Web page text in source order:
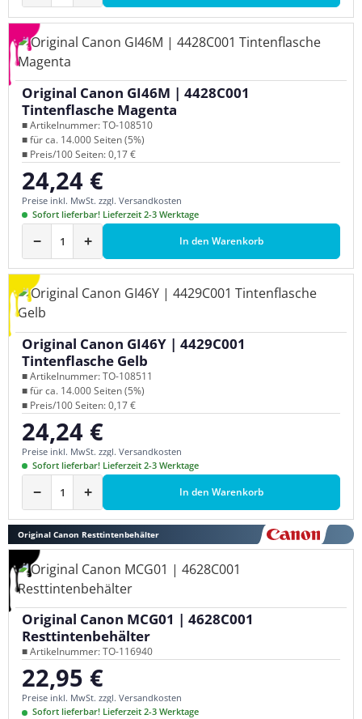
Original Canon GI46M | 4428C001
Tintenflasche Magenta
■ Artikelnummer: TO-108510
■ für ca. 14.000 Seiten (5%)
■ Preis/100 Seiten: 0,17 €
Regulärer Preis:
24,24 €
Preise inkl. MwSt. zzgl. Versandkosten
Sofort lieferbar! Lieferzeit 2-3 Werktage
− + In den Warenkorb
Original Canon GI46Y | 4429C001
Tintenflasche Gelb
■ Artikelnummer: TO-108511
■ für ca. 14.000 Seiten (5%)
■ Preis/100 Seiten: 0,17 €
Regulärer Preis:
24,24 €
Preise inkl. MwSt. zzgl. Versandkosten
Sofort lieferbar! Lieferzeit 2-3 Werktage
− + In den Warenkorb
Original Canon Resttintenbehälter
Original Canon MCG01 | 4628C001
Resttintenbehälter
■ Artikelnummer: TO-116940
Regulärer Preis:
22,95 €
Preise inkl. MwSt. zzgl. Versandkosten
Sofort lieferbar! Lieferzeit 2-3 Werktage